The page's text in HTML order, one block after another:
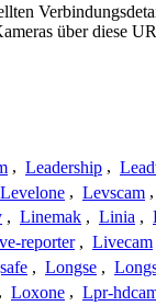
über diese
, Leadership ,
Levelone , Levscam ,
, Linemak , Linia ,
reporter , Livecam
, Longse ,
, Loxone , Lpr-